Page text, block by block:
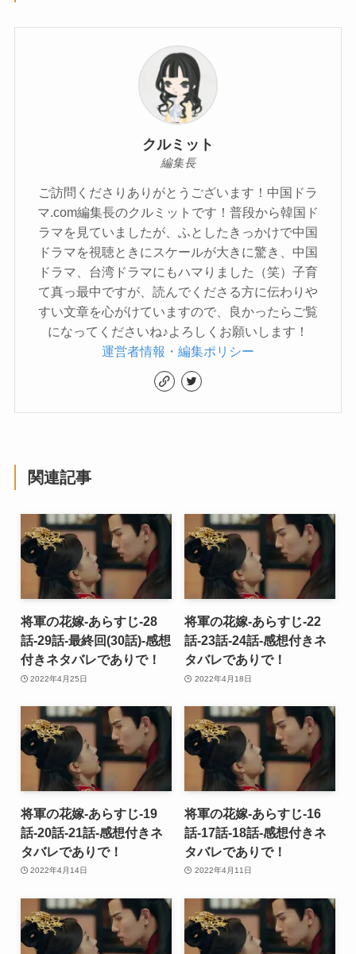
クルミット
編集長
ご訪問くださりありがとうございます！中国ドラ
マ.com編集長のクルミットです！普段から韓国ド
ラマを見ていましたが、ふとしたきっかけで中国
ドラマを視聴ときにスケールが大きに驚き、中国
ドラマ、台湾ドラマにもハマりました（笑）子育
て真っ最中ですが、読んでくださる方に伝わりや
すい文章を心がけていますので、良かったらご覧
になってくださいね♪よろしくお願いします！
運営者情報・編集ポリシー
関連記事
将軍の花嫁-あらすじ-28
話-29話-最終回(30話)-感想
付きネタバレでありで！
2022年4月25日
将軍の花嫁-あらすじ-22
話-23話-24話-感想付きネ
タバレでありで！
2022年4月18日
将軍の花嫁-あらすじ-19
話-20話-21話-感想付きネ
タバレでありで！
2022年4月14日
将軍の花嫁-あらすじ-16
話-17話-18話-感想付きネ
タバレでありで！
2022年4月11日